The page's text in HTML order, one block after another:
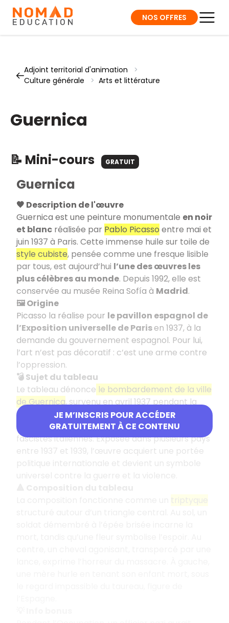
NOS OFFRES
Adjoint territorial d'animation
>
Culture générale
> Arts et littérature
Guernica
📝 Mini-cours GRATUIT
JE M’INSCRIS POUR ACCÉDER
GRATUITEMENT À CE CONTENU
Guernica
🖤 Description de l'œuvre
Guernica est une peinture monumentale en noir
et blanc réalisée par Pablo Picasso entre mai et
juin 1937 à Paris. Cette immense huile sur toile de
style cubiste, pensée comme une fresque lisible
par tous, est aujourd’hui l’une des œuvres les
plus célèbres au monde. Depuis 1992, elle est
conservée au musée Reina Sofía à Madrid.
🖼️ Origine
Picasso la réalise pour le pavillon espagnol de
l’Exposition universelle de Parisen 1937, à la
demande du gouvernement espagnol. Pour lui,
l’art n’est pas décoratif : c’est une arme contre
l’oppression.
💣 Sujet du tableau
Le tableau dénonce le bombardement de la ville
de Guernica, survenu en avril 1937 pendant la
guerre d’Espagne, mené par les nationalistes
espagnols avec l’appui des troupes nazies et
fascistes italiennes. Exposée dans plusieurs pays
entre 1937 et 1939, l’œuvre acquiert une portée
politique internationale et devient un symbole